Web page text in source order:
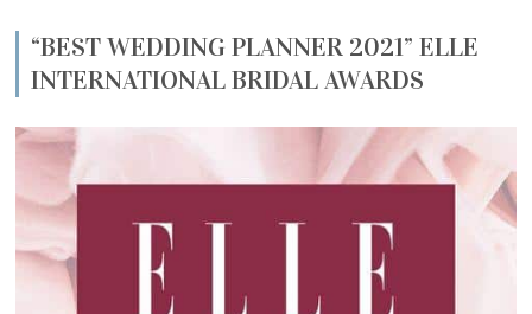
“BEST WEDDING PLANNER 2021” ELLE
INTERNATIONAL BRIDAL AWARDS